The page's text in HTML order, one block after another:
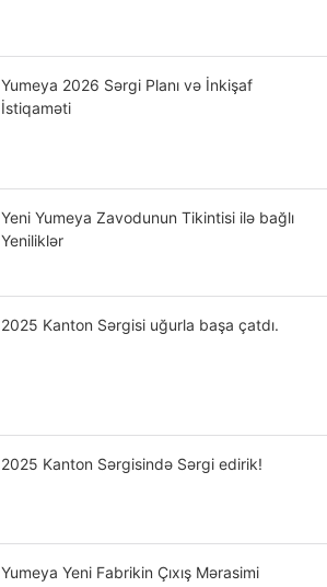
Yumeya 2026 Sərgi Planı və İnkişaf
İstiqaməti
Yeni Yumeya Zavodunun Tikintisi ilə bağlı
Yeniliklər
2025 Kanton Sərgisi uğurla başa çatdı.
2025 Kanton Sərgisində Sərgi edirik!
Yumeya Yeni Fabrikin Çıxış Mərasimi